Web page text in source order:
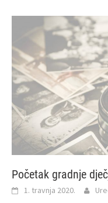
Početak gradnje
1. travnja 2020.